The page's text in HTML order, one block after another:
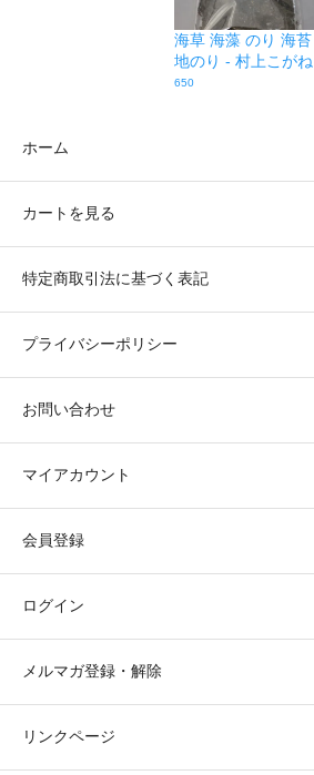
海草 海藻 のり 海苔
地のり - 村上こがね
650
ホーム
カートを見る
特定商取引法に基づく表記
プライバシーポリシー
お問い合わせ
マイアカウント
会員登録
ログイン
メルマガ登録・解除
リンクページ